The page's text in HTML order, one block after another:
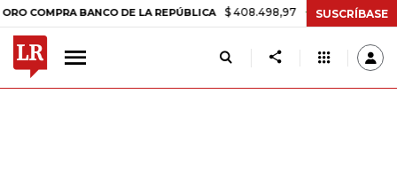
BANCO DE LA REPÚBLICA $ 408.498,97 +$ 8.753,81 +2,19%
SUSCRÍBASE